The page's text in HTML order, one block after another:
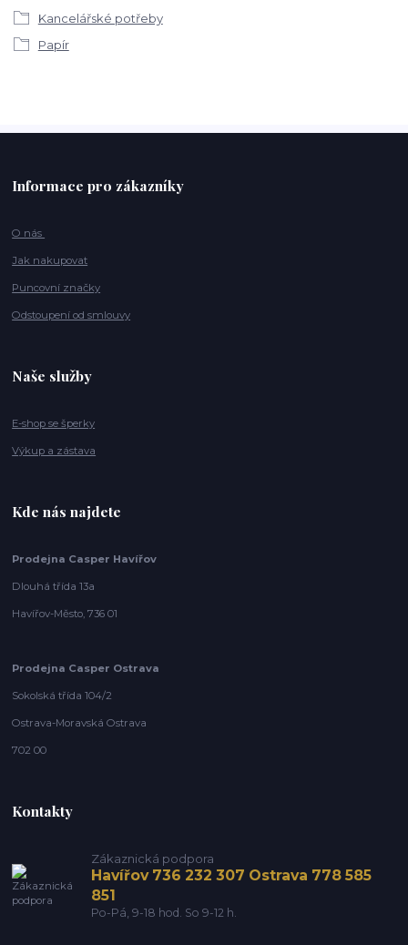
Kancelářské potřeby
Papír
Informace pro zákazníky
O nás
Jak nakupovat
Puncovní značky
Odstoupení od smlouvy
Naše služby
E-shop se šperky
Výkup a zástava
Kde nás najdete
Prodejna Casper Havířov
Dlouhá třída 13a
Havířov-Město, 736 01
Prodejna Casper Ostrava
Sokolská třída 104/2
Ostrava-Moravská Ostrava
702 00
Kontakty
Zákaznická podpora
Havířov 736 232 307 Ostrava 778 585
851
Po-Pá, 9-18 hod. So 9-12 h.